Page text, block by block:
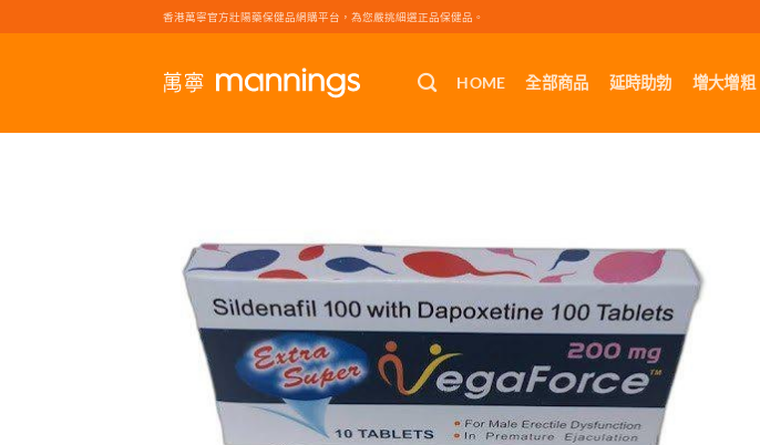
to
香港萬寧官方壯陽藥保健品網購平台，為您嚴挑細選正品保健品。
HOME 全部商品 延時助勃 增大增粗